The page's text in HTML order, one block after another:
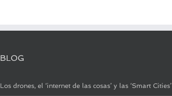
BLOG
Los drones, el ‘internet de las cosas’ y las ‘Smart Cities’